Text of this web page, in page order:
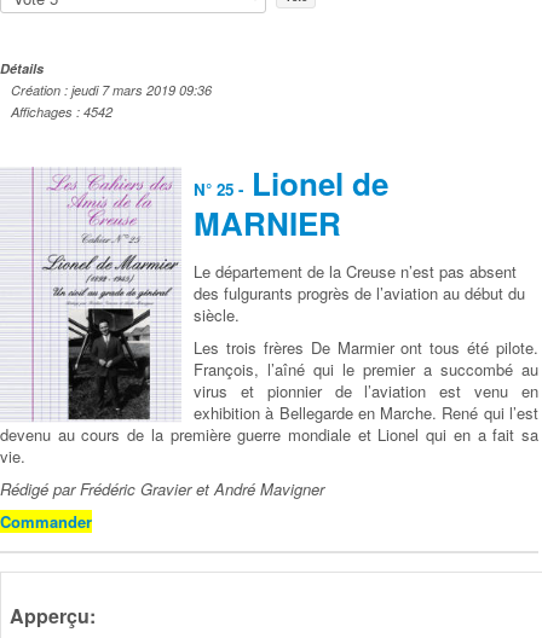
voter
Détails
Création : jeudi 7 mars 2019 09:36
Affichages : 4542
N° 25 - Lionel de
MARNIER
Le département de la Creuse n’est pas absent
des fulgurants progrès de l’aviation au début du
siècle.
Les trois frères De Marmier ont tous été pilote.
François, l’aîné qui le premier a succombé au
virus et pionnier de l’aviation est venu en
exhibition à Bellegarde en Marche. René qui l’est
devenu au cours de la première guerre mondiale et Lionel qui en a fait sa
vie.
Rédigé par Frédéric Gravier et André Mavigner
Commander
Apperçu: